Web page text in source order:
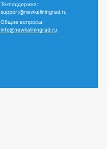
Техподдержка:
support@newkaliningrad.ru
Общие вопросы:
info@newkaliningrad.ru